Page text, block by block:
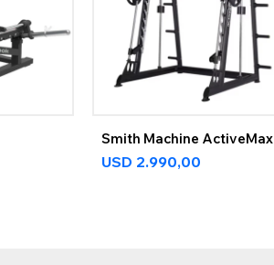
Smith Machine ActiveMax
USD 2.990,00